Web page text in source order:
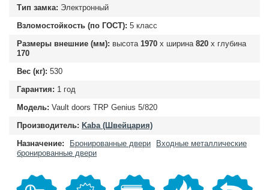
Тип замка: Электронный
Взломостойкость (по ГОСТ): 5 класс
Размеры внешние (мм): высота 1970 х ширина 820 х глубина
170
Вес (кг): 530
Гарантия: 1 год
Модель: Vault doors TRP Genius 5/820
Производитель: Kaba (Швейцария)
Назначение:
Бронированные двери
Входные металлические
бронированные двери